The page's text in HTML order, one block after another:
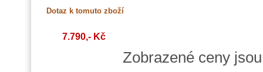
7.790,- Kč
Zobrazené ceny